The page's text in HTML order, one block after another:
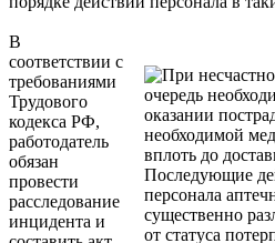
В
соответствии с
требованиями
Трудового
кодекса РФ,
работодатель
обязан
провести
расследование
инцидента и